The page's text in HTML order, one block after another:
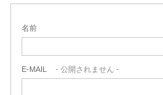
名前
E-MAIL - 公開されません -